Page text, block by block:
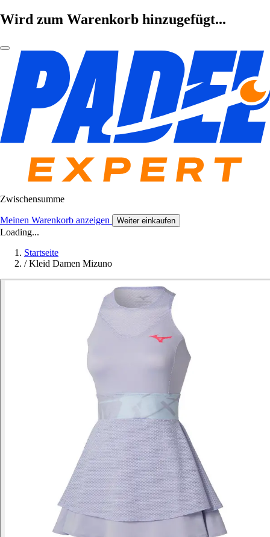
Wird zum Warenkorb hinzugefügt...
Zwischensumme
Meinen Warenkorb anzeigen Weiter einkaufen
Loading...
Startseite
/ Kleid Damen Mizuno